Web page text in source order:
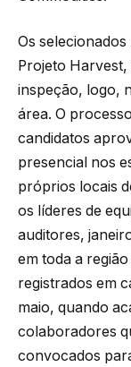
Os
Projeto Harvest,
inspeção, logo,
área. O
candidatos
presencial nos
próprios locais
os líderes de
auditores,
em toda a
registrados em
maio, quando
colaboradores
convocados